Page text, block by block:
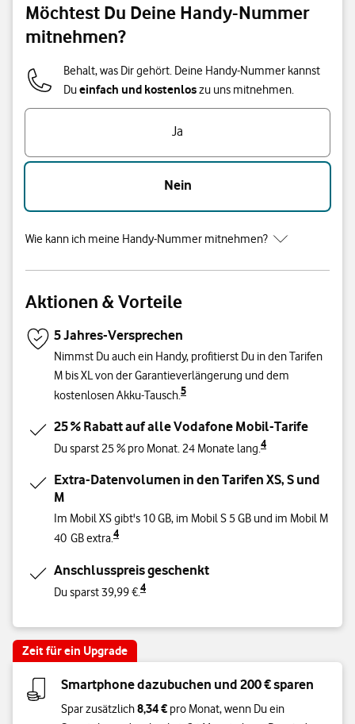
Möchtest Du Deine Handy-Nummer
mitnehmen?
Behalt, was Dir gehört. Deine Handy-Nummer kannst
Dueinfach und kostenloszu uns mitnehmen.
Ja
Nein
Wie kann ich meine Handy-Nummer mitnehmen?
Aktionen & Vorteile
5 Jahres-Versprechen
Nimmst Du auch ein Handy, profitierst Du in den Tarifen
M bis XL von der Garantieverlängerung und dem
kostenlosen Akku-Tausch.5
25 % Rabatt auf alle Vodafone Mobil-Tarife
Du sparst 25 % pro Monat. 24 Monate lang.4
Extra-Datenvolumen in den Tarifen XS, S und
M
Im Mobil XS gibt's 10 GB, im Mobil S 5 GB und im Mobil M
40 GB extra.4
Anschlusspreis geschenkt
Du sparst 39,99 €.4
Zeit für ein Upgrade
Smartphone dazubuchen und 200 € sparen
Spar zusätzlich8,34 € pro Monat, wenn Du ein